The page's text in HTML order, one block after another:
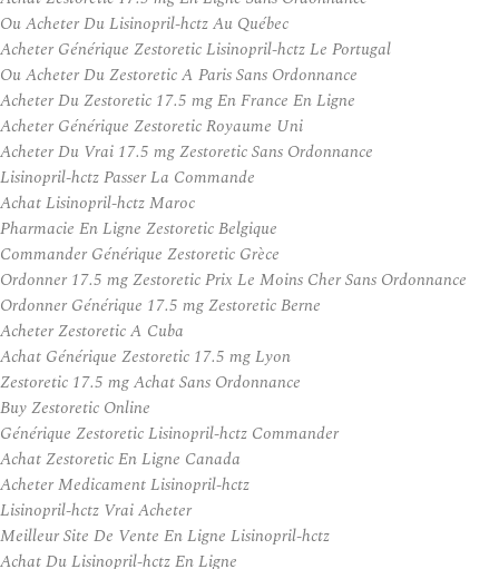
Ou Acheter Du Lisinopril-hctz Au Québec
Acheter Générique Zestoretic Lisinopril-hctz Le Portugal
Ou Acheter Du Zestoretic A Paris Sans Ordonnance
Acheter Du Zestoretic 17.5 mg En France En Ligne
Acheter Générique Zestoretic Royaume Uni
Acheter Du Vrai 17.5 mg Zestoretic Sans Ordonnance
Lisinopril-hctz Passer La Commande
Achat Lisinopril-hctz Maroc
Pharmacie En Ligne Zestoretic Belgique
Commander Générique Zestoretic Grèce
Ordonner 17.5 mg Zestoretic Prix Le Moins Cher Sans Ordonnance
Ordonner Générique 17.5 mg Zestoretic Berne
Acheter Zestoretic A Cuba
Achat Générique Zestoretic 17.5 mg Lyon
Zestoretic 17.5 mg Achat Sans Ordonnance
Buy Zestoretic Online
Générique Zestoretic Lisinopril-hctz Commander
Achat Zestoretic En Ligne Canada
Acheter Medicament Lisinopril-hctz
Lisinopril-hctz Vrai Acheter
Meilleur Site De Vente En Ligne Lisinopril-hctz
Achat Du Lisinopril-hctz En Ligne